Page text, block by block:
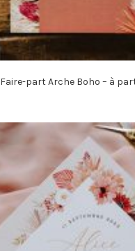
Faire-part Arche Boho – à